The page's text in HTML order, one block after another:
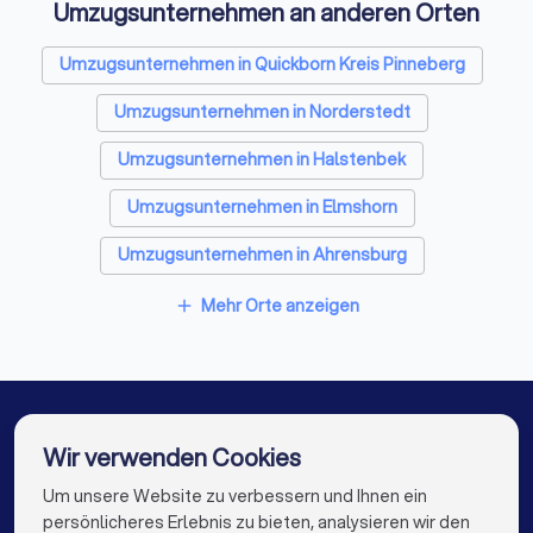
Kammerjäger in Henstedt-Ulzburg
Sicherheitstechniker in Henstedt-Ulzburg
Trockenbauer in Henstedt-Ulzburg
Entrümpelungsfirmen in Henstedt-Ulzburg
Sanitärinstallateure in Henstedt-Ulzburg
Fliesenleger in Henstedt-Ulzburg
Fensterbauer in Henstedt-Ulzburg
Umzugsunternehmen an anderen Orten
Umzugsunternehmen in Quickborn Kreis Pinneberg
Umzugsunternehmen in Norderstedt
Umzugsunternehmen in Halstenbek
Umzugsunternehmen in Elmshorn
Umzugsunternehmen in Ahrensburg
Umzugsunternehmen in Hamburg
Umzugsunternehmen in Stade
Umzugsunternehmen in Lübeck
add Mehr Orte anzeigen
Die besten Umzugsunternehmen für Sie
Wir verwenden Cookies
Um unsere Website zu verbessern und Ihnen ein
persönlicheres Erlebnis zu bieten, analysieren wir den